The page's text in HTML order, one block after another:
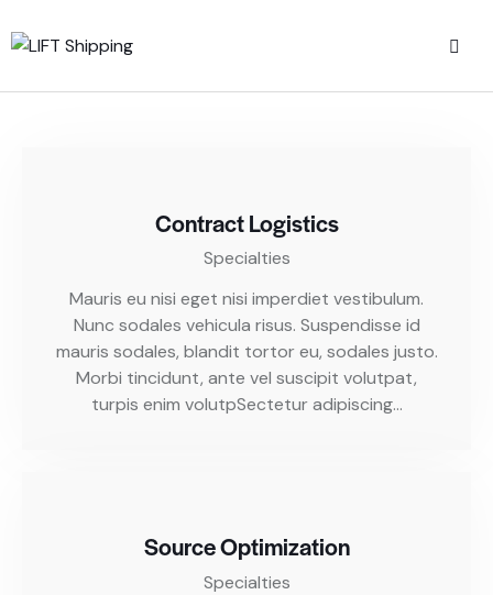
Contract Logistics
Specialties
Mauris eu nisi eget nisi imperdiet vestibulum.
Nunc sodales vehicula risus. Suspendisse id
mauris sodales, blandit tortor eu, sodales justo.
Morbi tincidunt, ante vel suscipit volutpat,
turpis enim volutpSectetur adipiscing…
Source Optimization
Specialties